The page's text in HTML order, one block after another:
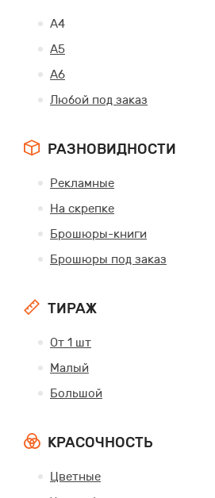
А4
А5
А6
Любой под заказ
РАЗНОВИДНОСТИ
Рекламные
На скрепке
Брошюры-книги
Брошюры под заказ
ТИРАЖ
От 1 шт
Малый
Большой
КРАСОЧНОСТЬ
Цветные